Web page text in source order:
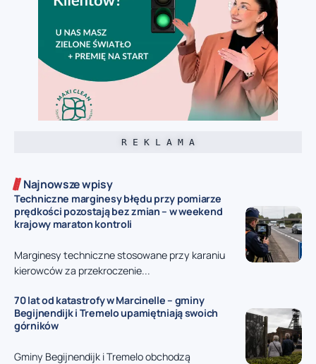
R E K L A M A
Najnowsze wpisy
Techniczne marginesy błędu przy pomiarze
prędkości pozostają bez zmian – w weekend
krajowy maraton kontroli
Marginesy techniczne stosowane przy karaniu
kierowców za przekroczenie...
70 lat od katastrofy w Marcinelle – gminy
Begijnendijk i Tremelo upamiętniają swoich
górników
Gminy Begijnendijk i Tremelo obchodzą